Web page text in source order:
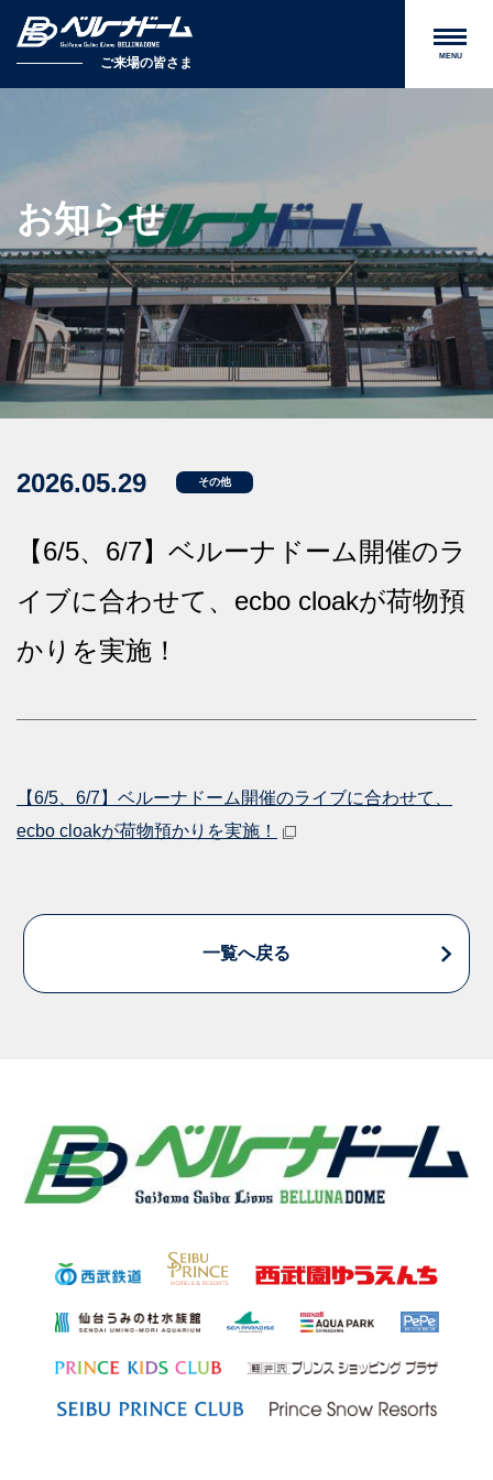
ご来場の皆さま MENU
お知らせ
2026.05.29 その他
【6/5、6/7】ベルーナドーム開催のラ
イブに合わせて、ecbo cloakが荷物預
かりを実施！
【6/5、6/7】ベルーナドーム開催のライブに合わせて、
ecbo cloakが荷物預かりを実施！
一覧へ戻る